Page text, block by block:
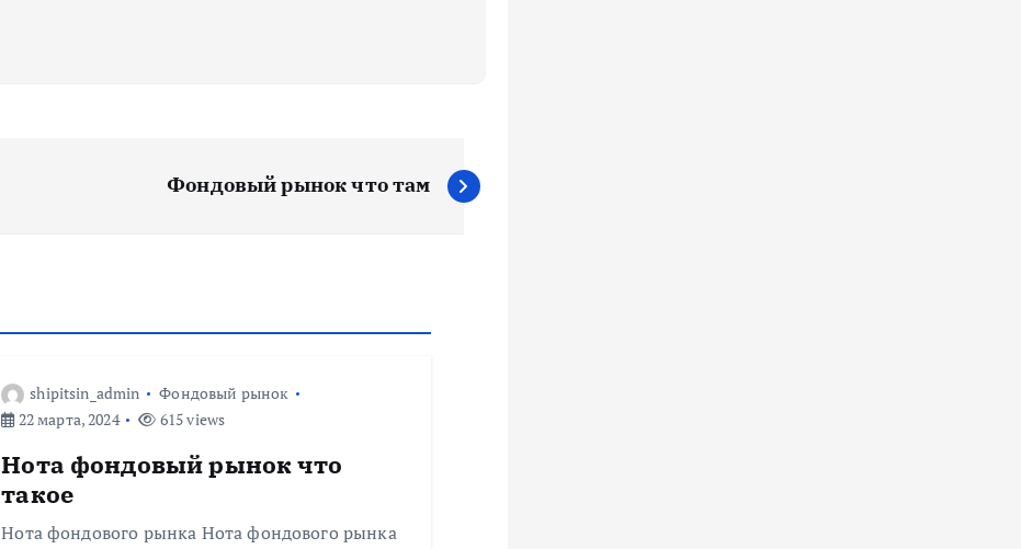
Фондовый рынок что там
shipitsin_admin
Фондовый рынок
22 марта, 2024
615 views
Нота фондовый рынок что
такое
Нота фондового рынка Нота фондового рынка